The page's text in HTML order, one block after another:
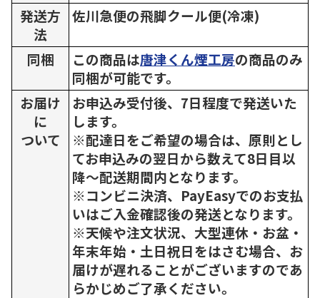
発送方
法
佐川急便の飛脚クール便(冷凍)
同梱 この商品は唐津くん煙工房の商品のみ
同梱が可能です。
お届け
に
ついて
お申込み受付後、7日程度で発送いた
します。
※配達日をご希望の場合は、原則とし
てお申込みの翌日から数えて8日目以
降～配送期間内となります。
※コンビニ決済、PayEasyでのお支払
いはご入金確認後の発送となります。
※天候や注文状況、大型連休・お盆・
年末年始・土日祝日をはさむ場合、お
届けが遅れることがございますのであ
らかじめご了承ください。